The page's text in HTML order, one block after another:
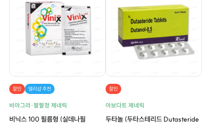
할인 델리샵 추천
비아그라·팔팔정 제네릭
비닉스 100 필름형 (실데나필
할인
아보다트 제네릭
두타놀 (두타스테리드 Dutasteride